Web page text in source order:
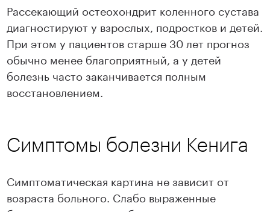
Рассекающий остеохондрит коленного сустава
диагностируют у взрослых, подростков и детей.
При этом у пациентов старше 30 лет прогноз
обычно менее благоприятный, а у детей
болезнь часто заканчивается полным
восстановлением.
Симптомы болезни Кенига
Симптоматическая картина не зависит от
возраста больного. Слабо выраженные